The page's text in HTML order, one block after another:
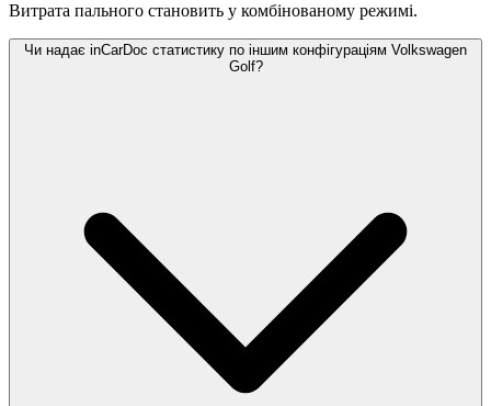
Витрата пального становить у комбінованому режимі.
Чи надає inCarDoc статистику по іншим конфігураціям Volkswagen
Golf?